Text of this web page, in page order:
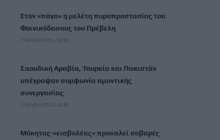
Στον «πάγο» η μελέτη πυροπροστασίας του
Φοινικόδασους του Πρέβελη
7 Αυγούστου, 2026
Σαουδική Αραβία, Τουρκία και Πακιστάν
υπέγραψαν συμφωνία αμυντικής
συνεργασίας
7 Αυγούστου, 2026
Μύκητας-«εισβολέας» προκαλεί σοβαρές